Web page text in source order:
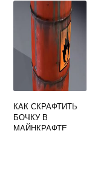
КАК СКРАФТИТЬ
БОЧКУ В
МАЙНКРАФТЕ